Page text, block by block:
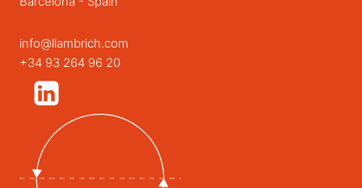
info@llambrich.com
+34 93 264 96 20